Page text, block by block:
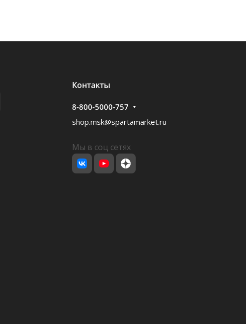
Контакты
8-800-5000-757
shop.msk@spartamarket.ru
Мы в соц сетях